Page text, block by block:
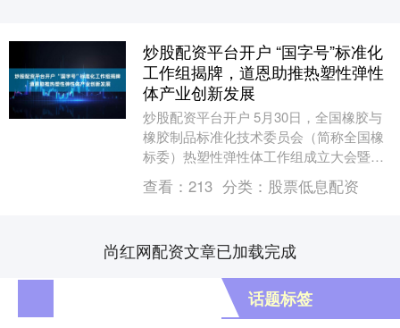
炒股配资平台开户 “国字号”标准化
工作组揭牌，道恩助推热塑性弹性
体产业创新发展
炒股配资平台开户 5月30日，全国橡胶与
橡胶制品标准化技术委员会（简称全国橡
标委）热塑性弹性体工作组成立大会暨第
一届一次委员会议在道恩股份（002838）
召开。....
查看： 213 分类： 股票低息配资
尚红网配资文章已加载完成
话题标签